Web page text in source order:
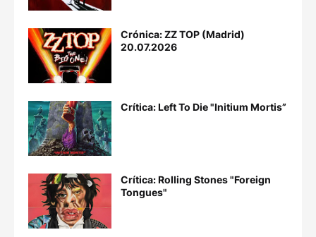
Crónica: ZZ TOP (Madrid)
20.07.2026
Crítica: Left To Die "Initium Mortis”
Crítica: Rolling Stones "Foreign
Tongues"